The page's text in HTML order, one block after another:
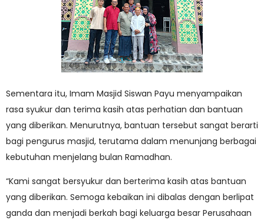
Sementara itu, Imam Masjid Siswan Payu menyampaikan
rasa syukur dan terima kasih atas perhatian dan bantuan
yang diberikan. Menurutnya, bantuan tersebut sangat berarti
bagi pengurus masjid, terutama dalam menunjang berbagai
kebutuhan menjelang bulan Ramadhan.
“Kami sangat bersyukur dan berterima kasih atas bantuan
yang diberikan. Semoga kebaikan ini dibalas dengan berlipat
ganda dan menjadi berkah bagi keluarga besar Perusahaan